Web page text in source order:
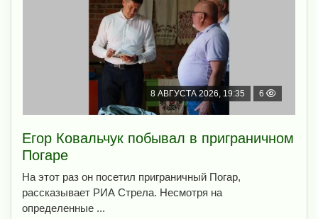
8 АВГУСТА 2026, 19:35 6
Егор Ковальчук побывал в приграничном
Погаре
На этот раз он посетил приграничный Погар,
рассказывает РИА Стрела. Несмотря на
определенные ...